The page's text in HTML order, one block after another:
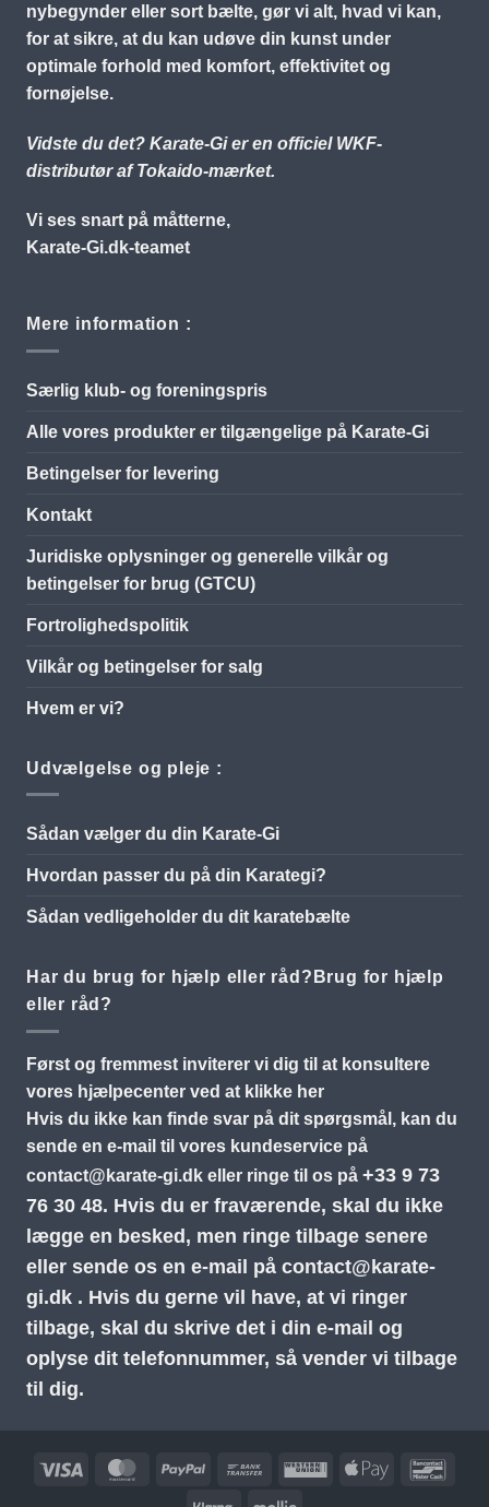
nybegynder eller sort bælte, gør vi alt, hvad vi kan,
for at sikre, at du kan udøve din kunst under
optimale forhold med komfort, effektivitet og
fornøjelse.
Vidste du det? Karate-Gi er en officiel WKF-
distributør af Tokaido-mærket.
Vi ses snart på måtterne,
Karate-Gi.dk-teamet
Mere information :
Særlig klub- og foreningspris
Alle vores produkter er tilgængelige på Karate-Gi
Betingelser for levering
Kontakt
Juridiske oplysninger og generelle vilkår og
betingelser for brug (GTCU)
Fortrolighedspolitik
Vilkår og betingelser for salg
Hvem er vi?
Udvælgelse og pleje :
Sådan vælger du din Karate-Gi
Hvordan passer du på din Karategi?
Sådan vedligeholder du dit karatebælte
Har du brug for hjælp eller råd?Brug for hjælp
eller råd?
Først og fremmest inviterer vi dig til at konsultere
vores hjælpecenter ved at klikke her
Hvis du ikke kan finde svar på dit spørgsmål, kan du
sende en e-mail til vores kundeservice på
contact@karate-gi.dk eller ringe til os på +33 9 73
76 30 48. Hvis du er fraværende, skal du ikke
lægge en besked, men ringe tilbage senere
eller sende os en e-mail på contact@karate-
gi.dk . Hvis du gerne vil have, at vi ringer
tilbage, skal du skrive det i din e-mail og
oplyse dit telefonnummer, så vender vi tilbage
til dig.
Visa MasterCardPayPal Bankoverførsel
WesternApple